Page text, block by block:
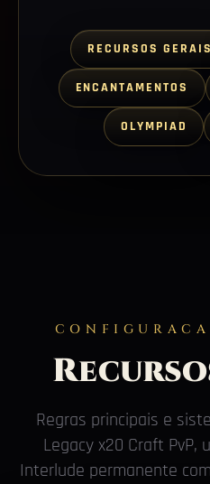
RECURSOS GERAIS
ENCANTAMENTOS
OLYMPIAD
Regras principais e
Legacy x20 Craft PvP,
Interlude permanente